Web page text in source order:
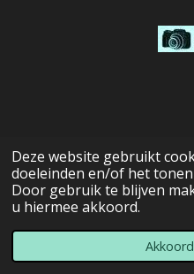
Deze website gebruikt
doeleinden en/of het
Door gebruik te blijven
u hiermee akkoord.
Akkoord
© 2022 - 2026
Telefoonnummer